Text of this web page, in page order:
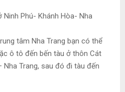
Ninh Phú- Khánh Hòa- Nha
tâm Nha Trang bạn có thể
ô tô đến bến tàu ở thôn Cát
Trang, sau đó đi tàu đến